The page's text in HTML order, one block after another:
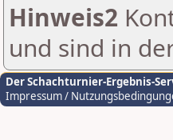
Hinweis2
und sind in
Der Schachturnier-Ergebnis-
Impressum /